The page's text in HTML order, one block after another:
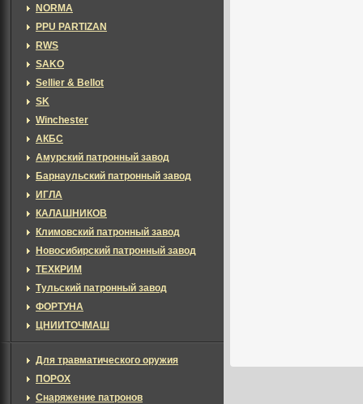
NORMA
PPU PARTIZAN
RWS
SAKO
Sellier & Bellot
SK
Winchester
АКБС
Амурский патронный завод
Барнаульский патронный завод
ИГЛА
КАЛАШНИКОВ
Климовский патронный завод
Новосибирский патронный завод
ТЕХКРИМ
Тульский патронный завод
ФОРТУНА
ЦНИИТОЧМАШ
Для травматического оружия
ПОРОХ
Снаряжение патронов